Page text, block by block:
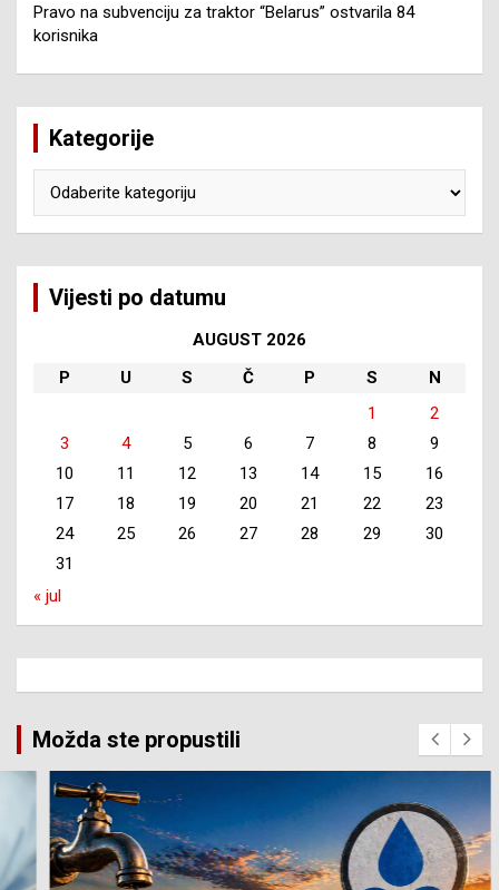
Pravo na subvenciju za traktor “Belarus” ostvarila 84
korisnika
Kategorije
Vijesti po datumu
AUGUST 2026
P
U S Č P S
N
1
2
3
4 5 6 7 8
9
10
11 12 13 14 15
16
17
18 19 20 21 22
23
24
25 26 27 28 29
30
31
« jul
Možda ste propustili